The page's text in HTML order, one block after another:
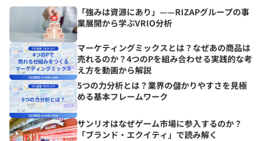
「強みは資源にあり」——RIZAPグループの事
業展開から学ぶVRIO分析
マーケティングミックスとは？なぜあの商品は
売れるのか？4つのPを組み合わせる実践的な考
え方を動画から解説
5つの力分析とは？業界の儲かりやすさを見極
める基本フレームワーク
サンリオはなぜゲーム市場に参入するのか？
「ブランド・エクイティ」で読み解く